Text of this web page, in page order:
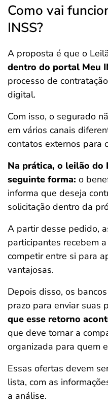
Como vai
INSS?
A proposta é que o
dentro do portal Meu
processo de
digital.
Com isso, o segurado
em vários canais
contatos externos para
Na prática, o leilão do
seguinte forma: o
informa que deseja
solicitação dentro da
A partir desse pedido,
participantes recebem
competir entre si para
vantajosas.
Depois disso, os
prazo para enviar suas
que esse retorno
que deve tornar a
organizada para quem
Essas ofertas devem
lista, com as
a análise.